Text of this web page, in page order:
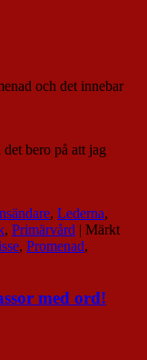
och det innebar
bero på att jag
, Lederna,
, Primärvård | Märkt
, Promenad,
med ord!